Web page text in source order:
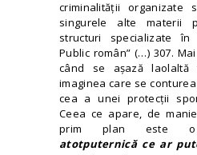
criminalității organizate
singurele alte materii
structuri specializate în
Public român” (…) 307.
când se așază laolaltă
imaginea care se
cea a unei protecții
Ceea ce apare, de
prim plan este
atotputernică ce ar